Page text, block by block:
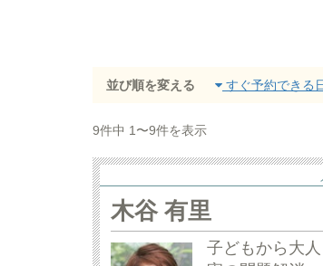
並び順を変える すぐ予約できる
9件中 1〜9件を表示
木谷 有里
子どもから大